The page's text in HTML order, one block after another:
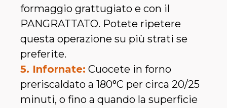
formaggio grattugiato e con il
PANGRATTATO. Potete ripetere
questa operazione su più strati se
preferite.
5. Infornate: Cuocete in forno
preriscaldato a 180°C per circa 20/25
minuti, o fino a quando la superficie